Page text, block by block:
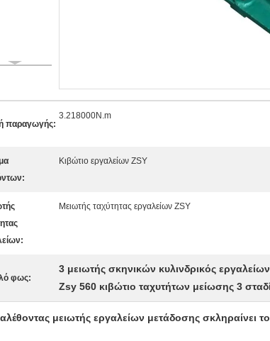
παραγωγής:
3.218000N.m
Κιβώτιο εργαλείων ZSY
Μειωτής ταχύτητας εργαλείων ZSY
φως:
3 μειωτής σκηνικών κυλινδρικός εργαλείων
Zsy 560 κιβώτιο ταχυτήτων μείωσης 3
μειωτής εργαλείων μετάδοσης σκληραίνει